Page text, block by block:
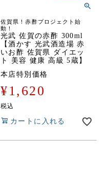
佐賀県！赤酢プロジェクト始
動！
光武 佐賀の赤酢 300ml
【酒かす 光武酒造場 赤
いお酢 佐賀県 ダイエッ
ト 美容 健康 高級 5蔵】
本店特別価格
¥1,620
税込
カートに入れる